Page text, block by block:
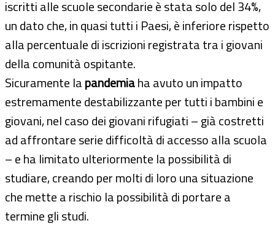
iscritti alle scuole secondarie è stata solo del 34%,
un dato che, in quasi tutti i Paesi, è inferiore rispetto
alla percentuale di iscrizioni registrata tra i giovani
della comunità ospitante.
Sicuramente lapandemiaha avuto un impatto
estremamente destabilizzante per tutti i bambini e
giovani, nel caso dei giovani rifugiati – già costretti
ad affrontare serie difficoltà di accesso alla scuola
– e ha limitato ulteriormente la possibilità di
studiare, creando per molti di loro una situazione
che mette a rischio la possibilità di portare a
termine gli studi.